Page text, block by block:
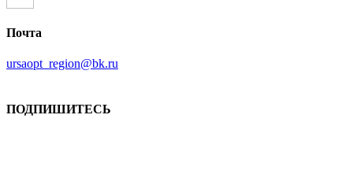
Почта
ursaopt_region@bk.ru
ПОДПИШИТЕСЬ